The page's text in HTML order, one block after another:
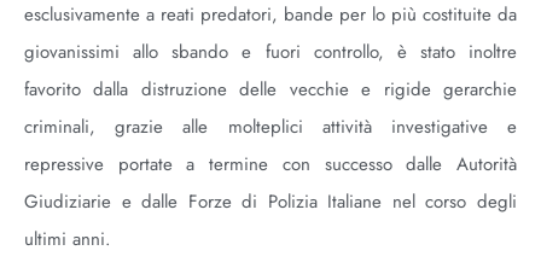
esclusivamente a reati predatori, bande per lo più costituite da
giovanissimi allo sbando e fuori controllo, è stato inoltre
favorito dalla distruzione delle vecchie e rigide gerarchie
criminali, grazie alle molteplici attività investigative e
repressive portate a termine con successo dalle Autorità
Giudiziarie e dalle Forze di Polizia Italiane nel corso degli
ultimi anni.